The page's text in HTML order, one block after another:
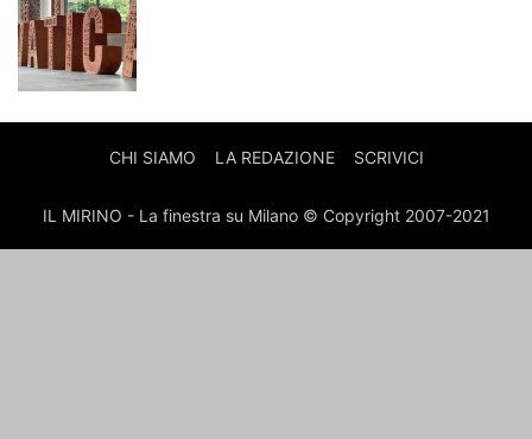
CHI SIAMO LA REDAZIONE SCRIVICI
IL MIRINO - La finestra su Milano © Copyright 2007-2021